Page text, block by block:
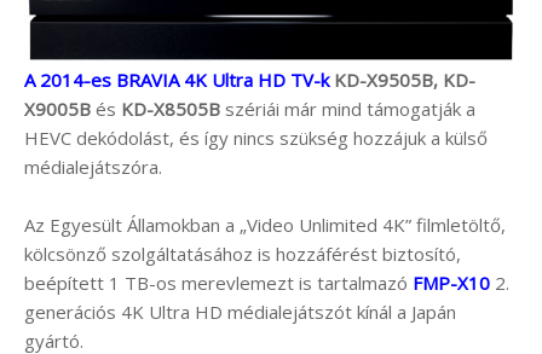
A 2014-es BRAVIA 4K Ultra HD TV-kKD-X9505B, KD-
X9005B és KD-X8505B szériái már mind támogatják a
HEVC dekódolást, és így nincs szükség hozzájuk a külső
médialejátszóra.
Az Egyesült Államokban a „Video Unlimited 4K” filmletöltő,
kölcsönző szolgáltatásához is hozzáférést biztosító,
beépített 1 TB-os merevlemezt is tartalmazó FMP-X10 2.
generációs 4K Ultra HD médialejátszót kínál a Japán
gyártó.